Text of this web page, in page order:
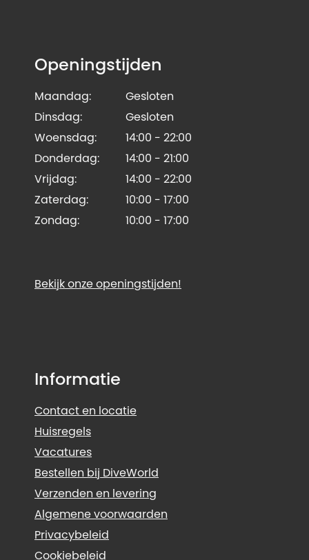
Openingstijden
Maandag:
Gesloten
Dinsdag:
Gesloten
Woensdag:
14:00 - 22:00
Donderdag:
14:00 - 21:00
Vrijdag:
14:00 - 22:00
Zaterdag:
10:00 - 17:00
Zondag:
10:00 - 17:00
Bekijk onze openingstijden!
Informatie
Contact en locatie
Huisregels
Vacatures
Bestellen bij DiveWorld
Verzenden en levering
Algemene voorwaarden
Privacybeleid
Cookiebeleid